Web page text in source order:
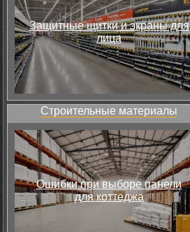
Защитные щитки и экраны для
лица
Строительные материалы
Ошибки при выборе панели
для коттеджа